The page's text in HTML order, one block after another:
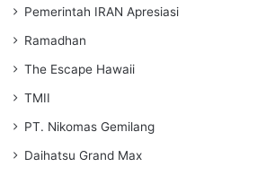
Pemerintah IRAN Apresiasi
Ramadhan
The Escape Hawaii
TMII
PT. Nikomas Gemilang
Daihatsu Grand Max